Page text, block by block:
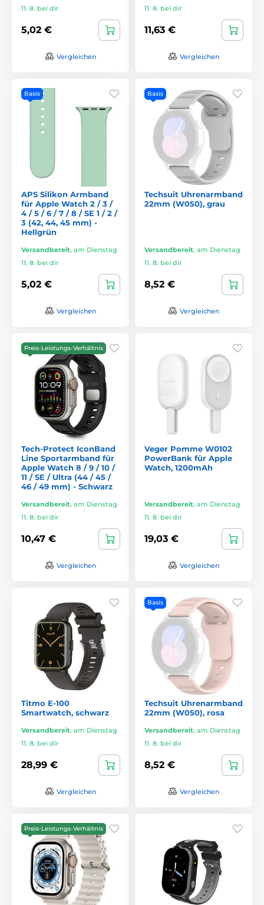
11. 8. bei dir
5,02 €
Vergleichen
11. 8. bei dir
11,63 €
Vergleichen
Basis
APS Silikon Armband
für Apple Watch 2 / 3 /
4 / 5 / 6 / 7 / 8 / SE 1 / 2 /
3 (42, 44, 45 mm) -
Hellgrün
Versandbereit, am Dienstag
11. 8. bei dir
5,02 €
Vergleichen
Basis
Techsuit Uhrenarmband
22mm (W050), grau
Versandbereit, am Dienstag
11. 8. bei dir
8,52 €
Vergleichen
Preis-Leistungs-Verhältnis
Tech-Protect IconBand
Line Sportarmband für
Apple Watch 8 / 9 / 10 /
11 / SE / Ultra (44 / 45 /
46 / 49 mm) - Schwarz
Versandbereit, am Dienstag
11. 8. bei dir
10,47 €
Vergleichen
Veger Pomme W0102
PowerBank für Apple
Watch, 1200mAh
Versandbereit, am Dienstag
11. 8. bei dir
19,03 €
Vergleichen
Titmo E-100
Smartwatch, schwarz
Versandbereit, am Dienstag
11. 8. bei dir
28,99 €
Vergleichen
Basis
Techsuit Uhrenarmband
22mm (W050), rosa
Versandbereit, am Dienstag
11. 8. bei dir
8,52 €
Vergleichen
Preis-Leistungs-Verhältnis